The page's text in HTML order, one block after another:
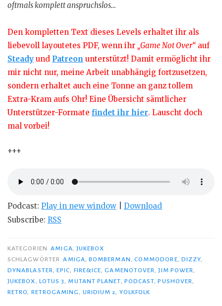
oftmals komplett anspruchslos…
Den kompletten Text dieses Levels erhaltet ihr als
liebevoll layoutetes PDF, wenn ihr „Game Not Over“ auf
Steady und Patreon unterstützt! Damit ermöglicht ihr
mir nicht nur, meine Arbeit unabhängig fortzusetzen,
sondern erhaltet auch eine Tonne an ganz tollem
Extra-Kram aufs Ohr! Eine Übersicht sämtlicher
Unterstützer-Formate findet ihr hier. Lauscht doch
mal vorbei!
+++
Podcast: Play in new window
Download
Subscribe: RSS
KATEGORIEN AMIGA JUKEBOX
SCHLAGWÖRTER
AMIGA BOMBERMAN COMMODORE DIZZY
DYNABLASTER
,EPIC FIRE&ICE ,GAMENOTOVER ,JIM POWER
JUKEBOX
LOTUS 3 MUTANT PLANET PODCAST ,PUSHOVER
RETRO
RETROGAMING URIDIUM 2 YOLKFOLK